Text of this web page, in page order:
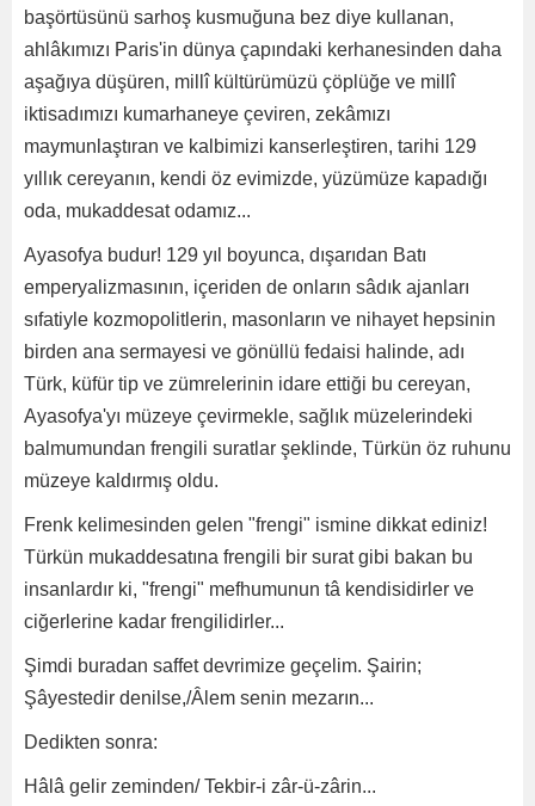
başörtüsünü sarhoş kusmuğuna bez diye kullanan,
ahlâkımızı Paris'in dünya çapındaki kerhanesinden daha
aşağıya düşüren, millî kültürümüzü çöplüğe ve millî
iktisadımızı kumarhaneye çeviren, zekâmızı
maymunlaştıran ve kalbimizi kanserleştiren, tarihi 129
yıllık cereyanın, kendi öz evimizde, yüzümüze kapadığı
oda, mukaddesat odamız...
Ayasofya budur! 129 yıl boyunca, dışarıdan Batı
emperyalizmasının, içeriden de onların sâdık ajanları
sıfatiyle kozmopolitlerin, masonların ve nihayet hepsinin
birden ana sermayesi ve gönüllü fedaisi halinde, adı
Türk, küfür tip ve zümrelerinin idare ettiği bu cereyan,
Ayasofya'yı müzeye çevirmekle, sağlık müzelerindeki
balmumundan frengili suratlar şeklinde, Türkün öz ruhunu
müzeye kaldırmış oldu.
Frenk kelimesinden gelen "frengi" ismine dikkat ediniz!
Türkün mukaddesatına frengili bir surat gibi bakan bu
insanlardır ki, "frengi" mefhumunun tâ kendisidirler ve
ciğerlerine kadar frengilidirler...
Şimdi buradan saffet devrimize geçelim. Şairin;
Şâyestedir denilse,/Âlem senin mezarın...
Dedikten sonra:
Hâlâ gelir zeminden/ Tekbir-i zâr-ü-zârin...